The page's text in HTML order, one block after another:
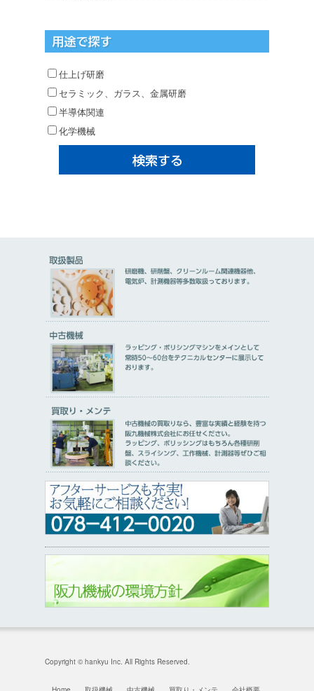
仕上げ研磨
セラミック、ガラス、金属研磨
半導体関連
化学機械
Copyright © hankyu Inc. All Rights Reserved.